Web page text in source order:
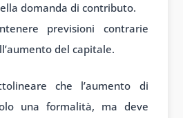
domanda di contributo.
previsioni contrarie
del capitale.
che l’aumento di
una formalità, ma deve